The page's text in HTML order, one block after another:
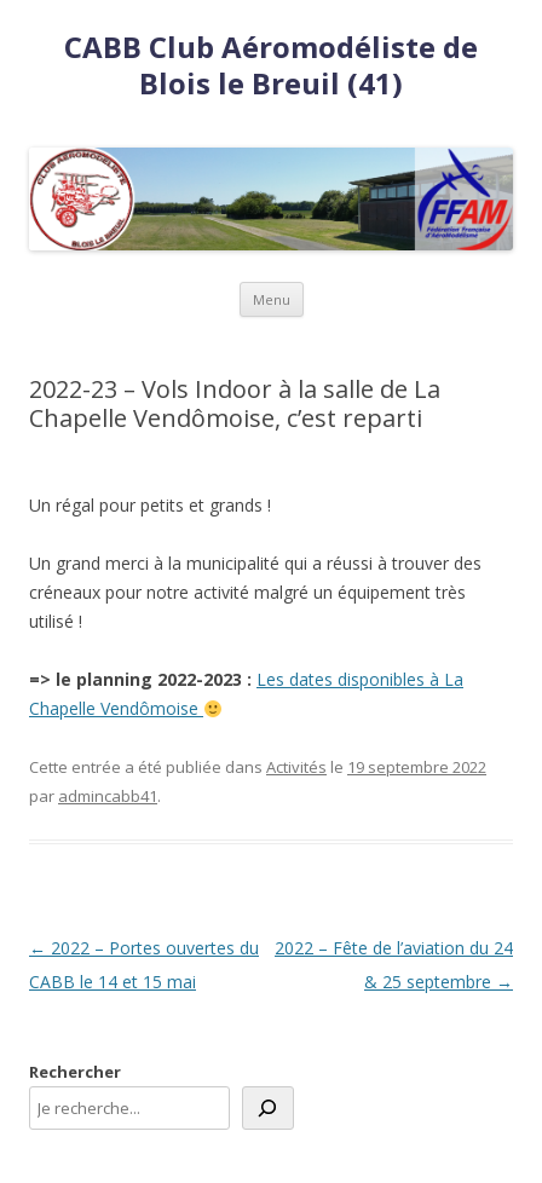
CABB Club Aéromodéliste de
Blois le Breuil (41)
Menu Aller
2022-23 – Vols Indoor à la salle de La
Chapelle Vendômoise, c’est reparti
Un régal pour petits et grands !
Un grand merci à la municipalité qui a réussi à trouver des
créneaux pour notre activité malgré un équipement très
utilisé !
=> le planning 2022-2023 : Les dates disponibles à La
Chapelle Vendômoise
Cette entrée a été publiée dans Activités le 19 septembre 2022
par admincabb41.
Navigation
des
← 2022 – Portes ouvertes du
CABB le 14 et 15 mai
2022 – Fête de l’aviation du 24
& 25 septembre →
Rechercher